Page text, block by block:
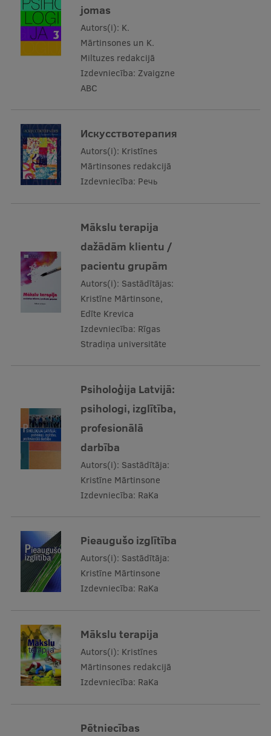
jomas
Autors(i): K.
Mārtinsones un K.
Miltuzes redakcijā
Izdevniecība: Zvaigzne
ABC
Искусствотерапия
Autors(i): Kristīnes
Mārtinsones redakcijā
Izdevniecība: Речь
Mākslu terapija
dažādām klientu /
pacientu grupām
Autors(i): Sastādītājas:
Kristīne Mārtinsone,
Edīte Krevica
Izdevniecība: Rīgas
Stradiņa universitāte
Psiholoģija Latvijā:
psihologi, izglītība,
profesionālā
darbība
Autors(i): Sastādītāja:
Kristīne Mārtinsone
Izdevniecība: RaKa
Pieaugušo izglītība
Autors(i): Sastādītāja:
Kristīne Mārtinsone
Izdevniecība: RaKa
Mākslu terapija
Autors(i): Kristīnes
Mārtinsones redakcijā
Izdevniecība: RaKa
Pētniecības